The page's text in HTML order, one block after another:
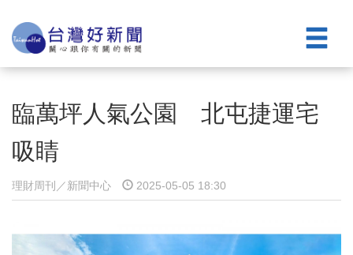
臨萬坪人氣公園 北屯捷運宅
吸睛
理財周刊／新聞中心 2025-05-05 18:30